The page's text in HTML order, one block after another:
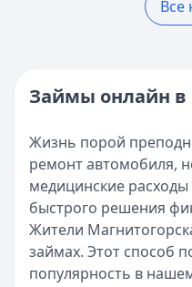
Реестр МФО ЦБ РФ -
Категория:МФО и
Все статьи
Разбираем, где
Возврат переплаты в
Опубликовано:5 декабря
Категория:МФО
Читать новость
Срочный микрозайм 15
Кратко:Нужны 15 000
Опубликовано:5 декабря
Категория:МФО
Все
Займы онлайн в
Жизнь порой
ремонт автомобиля,
медицинские
быстрого решения
Жители
займах. Этот способ
популярность в